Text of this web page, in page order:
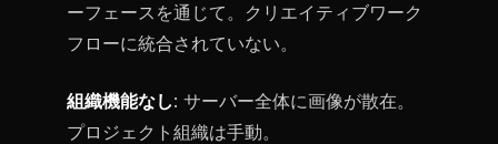
ーフェースを通じて。クリエイティブワーク
フローに統合されていない。
組織機能なし: サーバー全体に画像が散在。
プロジェクト組織は手動。